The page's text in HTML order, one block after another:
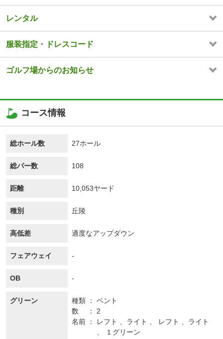
レンタル
服装指定・ドレスコード
ゴルフ場からのお知らせ
コース情報
総ホール数 27ホール
総パー数 108
距離 10,053ヤード
種別 丘陵
高低差 適度なアップダウン
フェアウェイ -
OB -
グリーン 種類
ベント
数
2
名前
レフト 、ライト 、 レフト 、ライト
、 １グリーン